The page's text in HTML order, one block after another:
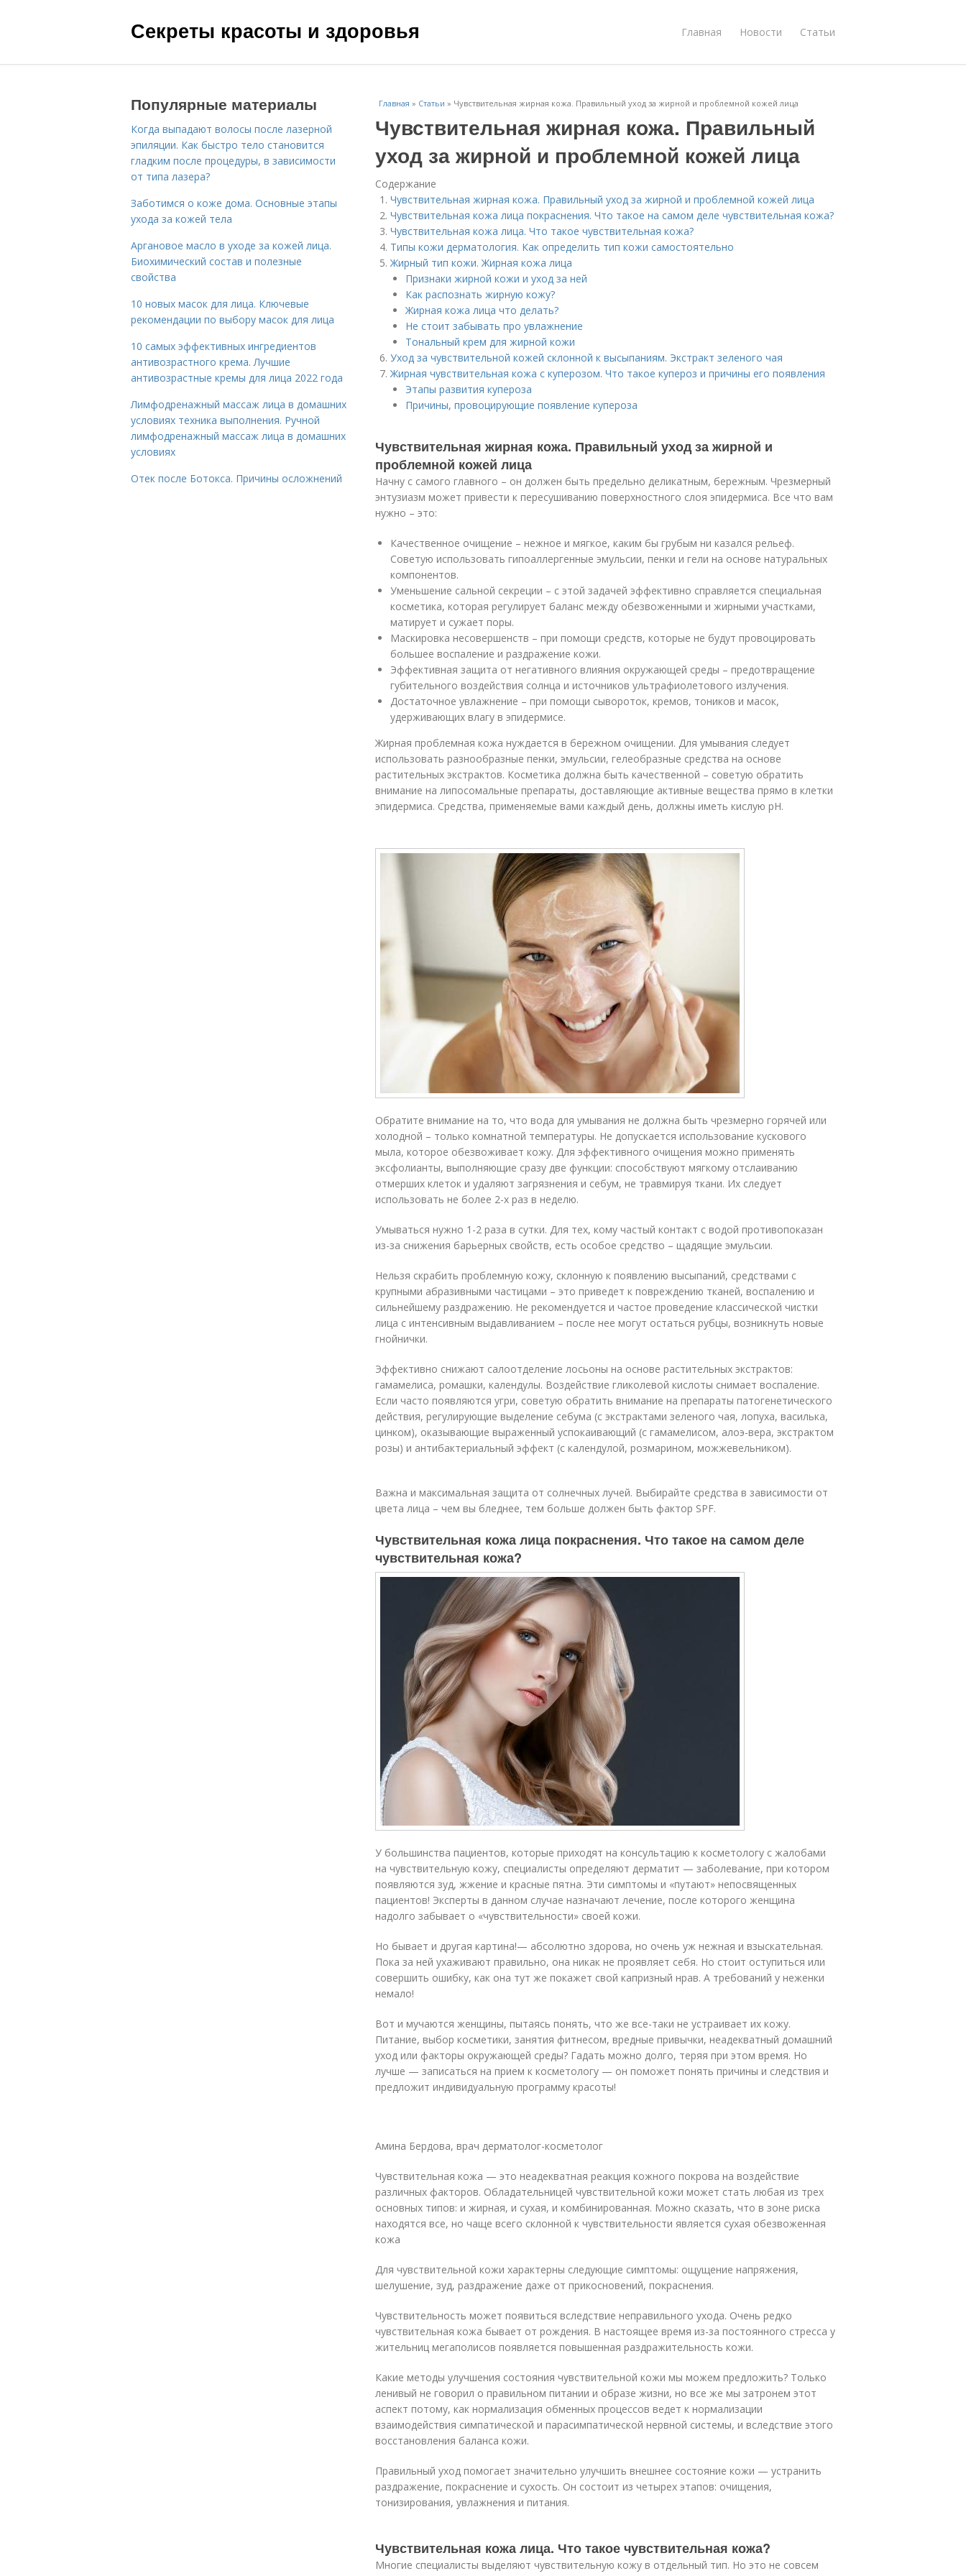
Секреты красоты и здоровья Главная Новости Статьи
Главная » Статьи » Чувствительная жирная кожа. Правильный уход за жирной и проблемной кожей лица
Чувствительная жирная кожа. Правильный
уход за жирной и проблемной кожей лица
Содержание
Чувствительная жирная кожа. Правильный уход за жирной и проблемной кожей лица
Чувствительная кожа лица покраснения. Что такое на самом деле чувствительная кожа?
Чувствительная кожа лица. Что такое чувствительная кожа?
Типы кожи дерматология. Как определить тип кожи самостоятельно
Жирный тип кожи. Жирная кожа лица
Признаки жирной кожи и уход за ней
Как распознать жирную кожу?
Жирная кожа лица что делать?
Не стоит забывать про увлажнение
Тональный крем для жирной кожи
Уход за чувствительной кожей склонной к высыпаниям. Экстракт зеленого чая
Жирная чувствительная кожа с куперозом. Что такое купероз и причины его появления
Этапы развития купероза
Причины, провоцирующие появление купероза
Чувствительная жирная кожа. Правильный уход за жирной и
проблемной кожей лица
Начну с самого главного – он должен быть предельно деликатным, бережным. Чрезмерный
энтузиазм может привести к пересушиванию поверхностного слоя эпидермиса. Все что вам
нужно – это:
Качественное очищение – нежное и мягкое, каким бы грубым ни казался рельеф.
Советую использовать гипоаллергенные эмульсии, пенки и гели на основе натуральных
компонентов.
Уменьшение сальной секреции – с этой задачей эффективно справляется специальная
косметика, которая регулирует баланс между обезвоженными и жирными участками,
матирует и сужает поры.
Маскировка несовершенств – при помощи средств, которые не будут провоцировать
большее воспаление и раздражение кожи.
Эффективная защита от негативного влияния окружающей среды – предотвращение
губительного воздействия солнца и источников ультрафиолетового излучения.
Достаточное увлажнение – при помощи сывороток, кремов, тоников и масок,
удерживающих влагу в эпидермисе.
Жирная проблемная кожа нуждается в бережном очищении. Для умывания следует
использовать разнообразные пенки, эмульсии, гелеобразные средства на основе
растительных экстрактов. Косметика должна быть качественной – советую обратить
внимание на липосомальные препараты, доставляющие активные вещества прямо в клетки
эпидермиса. Средства, применяемые вами каждый день, должны иметь кислую pH.
Обратите внимание на то, что вода для умывания не должна быть чрезмерно горячей или
холодной – только комнатной температуры. Не допускается использование кускового
мыла, которое обезвоживает кожу. Для эффективного очищения можно применять
эксфолианты, выполняющие сразу две функции: способствуют мягкому отслаиванию
отмерших клеток и удаляют загрязнения и себум, не травмируя ткани. Их следует
использовать не более 2-х раз в неделю.
Умываться нужно 1-2 раза в сутки. Для тех, кому частый контакт с водой противопоказан
из-за снижения барьерных свойств, есть особое средство – щадящие эмульсии.
Нельзя скрабить проблемную кожу, склонную к появлению высыпаний, средствами с
крупными абразивными частицами – это приведет к повреждению тканей, воспалению и
сильнейшему раздражению. Не рекомендуется и частое проведение классической чистки
лица с интенсивным выдавливанием – после нее могут остаться рубцы, возникнуть новые
гнойнички.
Эффективно снижают салоотделение лосьоны на основе растительных экстрактов:
гамамелиса, ромашки, календулы. Воздействие гликолевой кислоты снимает воспаление.
Если часто появляются угри, советую обратить внимание на препараты патогенетического
действия, регулирующие выделение себума (с экстрактами зеленого чая, лопуха, василька,
цинком), оказывающие выраженный успокаивающий (с гамамелисом, алоэ-вера, экстрактом
розы) и антибактериальный эффект (с календулой, розмарином, можжевельником).
Важна и максимальная защита от солнечных лучей. Выбирайте средства в зависимости от
цвета лица – чем вы бледнее, тем больше должен быть фактор SPF.
Чувствительная кожа лица покраснения. Что такое на самом деле
чувствительная кожа?
У большинства пациентов, которые приходят на консультацию к косметологу с жалобами
на чувствительную кожу, специалисты определяют дерматит — заболевание, при котором
появляются зуд, жжение и красные пятна. Эти симптомы и «путают» непосвященных
пациентов! Эксперты в данном случае назначают лечение, после которого женщина
надолго забывает о «чувствительности» своей кожи.
Но бывает и другая картина!— абсолютно здорова, но очень уж нежная и взыскательная.
Пока за ней ухаживают правильно, она никак не проявляет себя. Но стоит оступиться или
совершить ошибку, как она тут же покажет свой капризный нрав. А требований у неженки
немало!
Вот и мучаются женщины, пытаясь понять, что же все-таки не устраивает их кожу.
Питание, выбор косметики, занятия фитнесом, вредные привычки, неадекватный домашний
уход или факторы окружающей среды? Гадать можно долго, теряя при этом время. Но
лучше — записаться на прием к косметологу — он поможет понять причины и следствия и
предложит индивидуальную программу красоты!
Амина Бердова, врач дерматолог-косметолог
Чувствительная кожа — это неадекватная реакция кожного покрова на воздействие
различных факторов. Обладательницей чувствительной кожи может стать любая из трех
основных типов: и жирная, и сухая, и комбинированная. Можно сказать, что в зоне риска
находятся все, но чаще всего склонной к чувствительности является сухая обезвоженная
кожа
Для чувствительной кожи характерны следующие симптомы: ощущение напряжения,
шелушение, зуд, раздражение даже от прикосновений, покраснения.
Чувствительность может появиться вследствие неправильного ухода. Очень редко
чувствительная кожа бывает от рождения. В настоящее время из-за постоянного стресса у
жительниц мегаполисов появляется повышенная раздражительность кожи.
Какие методы улучшения состояния чувствительной кожи мы можем предложить? Только
ленивый не говорил о правильном питании и образе жизни, но все же мы затронем этот
аспект потому, как нормализация обменных процессов ведет к нормализации
взаимодействия симпатической и парасимпатической нервной системы, и вследствие этого
восстановления баланса кожи.
Правильный уход помогает значительно улучшить внешнее состояние кожи — устранить
раздражение, покраснение и сухость. Он состоит из четырех этапов: очищения,
тонизирования, увлажнения и питания.
Чувствительная кожа лица. Что такое чувствительная кожа?
Многие специалисты выделяют чувствительную кожу в отдельный тип. Но это не совсем
Популярные материалы
Когда выпадают волосы после лазерной
эпиляции. Как быстро тело становится
гладким после процедуры, в зависимости
от типа лазера?
Заботимся о коже дома. Основные этапы
ухода за кожей тела
Аргановое масло в уходе за кожей лица.
Биохимический состав и полезные
свойства
10 новых масок для лица. Ключевые
рекомендации по выбору масок для лица
10 самых эффективных ингредиентов
антивозрастного крема. Лучшие
антивозрастные кремы для лица 2022 года
Лимфодренажный массаж лица в домашних
условиях техника выполнения. Ручной
лимфодренажный массаж лица в домашних
условиях
Отек после Ботокса. Причины осложнений